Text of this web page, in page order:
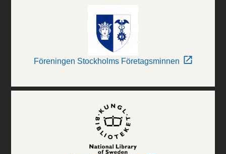
Föreningen Stockholms Företagsminnen